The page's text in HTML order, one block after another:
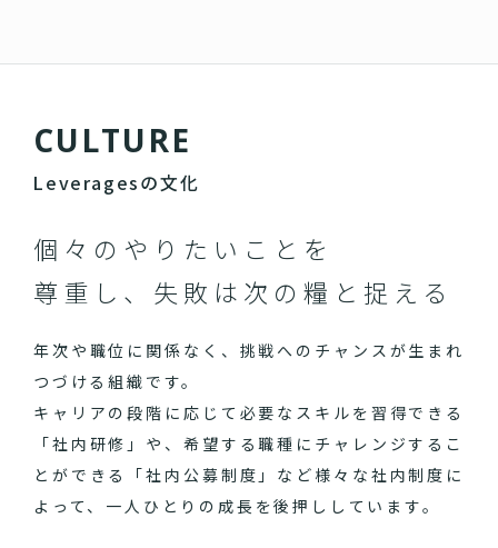
CULTURE
Leveragesの文化
個々のやりたいことを
尊重し、失敗は次の糧と捉える
年次や職位に関係なく、挑戦へのチャンスが生まれ
つづける組織です。
キャリアの段階に応じて必要なスキルを習得できる
「社内研修」や、希望する職種にチャレンジするこ
とができる「社内公募制度」など様々な社内制度に
よって、一人ひとりの成長を後押ししています。